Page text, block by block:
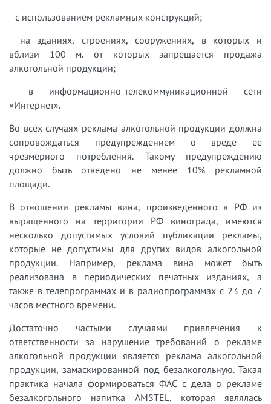
- с использованием рекламных конструкций;
- на зданиях, строениях, сооружениях, в которых и
вблизи 100 м. от которых запрещается продажа
алкогольной продукции;
- в информационно-телекоммуникационной сети
«Интернет».
Во всех случаях реклама алкогольной продукции должна
сопровождаться предупреждением о вреде ее
чрезмерного потребления. Такому предупреждению
должно быть отведено не менее 10% рекламной
площади.
В отношении рекламы вина, произведенного в РФ из
выращенного на территории РФ винограда, имеются
несколько допустимых условий публикации рекламы,
которые не допустимы для других видов алкогольной
продукции. Например, реклама вина может быть
реализована в периодических печатных изданиях, а
также в телепрограммах и в радиопрограммах с 23 до 7
часов местного времени.
Достаточно частыми случаями привлечения к
ответственности за нарушение требований о рекламе
алкогольной продукции является реклама алкогольной
продукции, замаскированной под безалкогольную. Такая
практика начала формироваться ФАС с дела о рекламе
безалкогольного напитка AMSTEL, которая являлась